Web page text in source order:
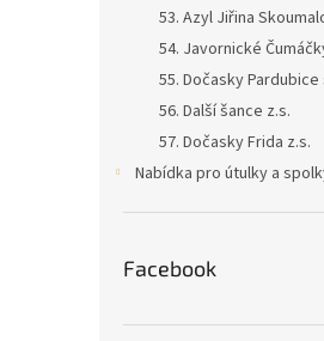
53. Azyl Jiřina
54. Javornické
55. Dočasky
56. Další šance z.s.
57. Dočasky Frida z.s.
Nabídka pro útulky a
Facebook